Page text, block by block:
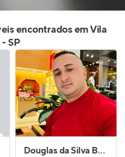
encontrados em Vila
SP
Douglas da Silva Barbato